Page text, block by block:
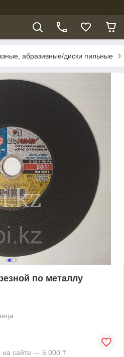
абразивные/диски пильные
по металлу
на сайте — 5 000 ₸